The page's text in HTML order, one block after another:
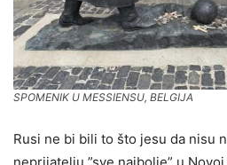
SPOMENIK U MESSIENSU, BELGIJA
Rusi ne bi bili to što jesu da nisu